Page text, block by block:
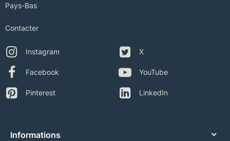
Pays-Bas
Contacter
Instagram
Facebook
Pinterest
X
YouTube
LinkedIn
Informations